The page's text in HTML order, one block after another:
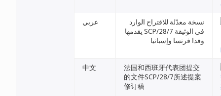
عربي
نسخة معدّلة للاقتراح الوارد
في الوثيقة SCP/28/7 يقدمها
وفدا فرنسا وإسبانيا
中文
法国和西班牙代表团提交
的文件SCP/28/7所述提案
修订稿